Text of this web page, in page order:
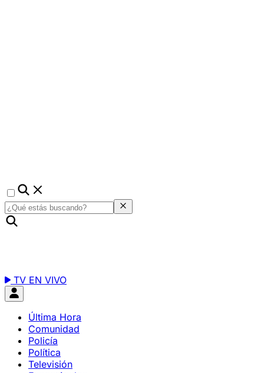
TV EN VIVO
Última Hora
Comunidad
Policía
Política
Televisión